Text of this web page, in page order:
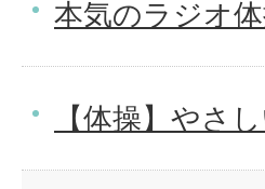
本気のラジオ
【体操】やさ